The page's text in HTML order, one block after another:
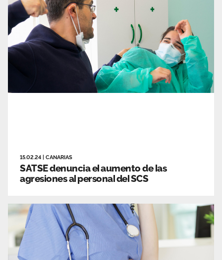
15.02.24 CANARIAS
SATSE denuncia el aumento de las
agresiones al personal del SCS